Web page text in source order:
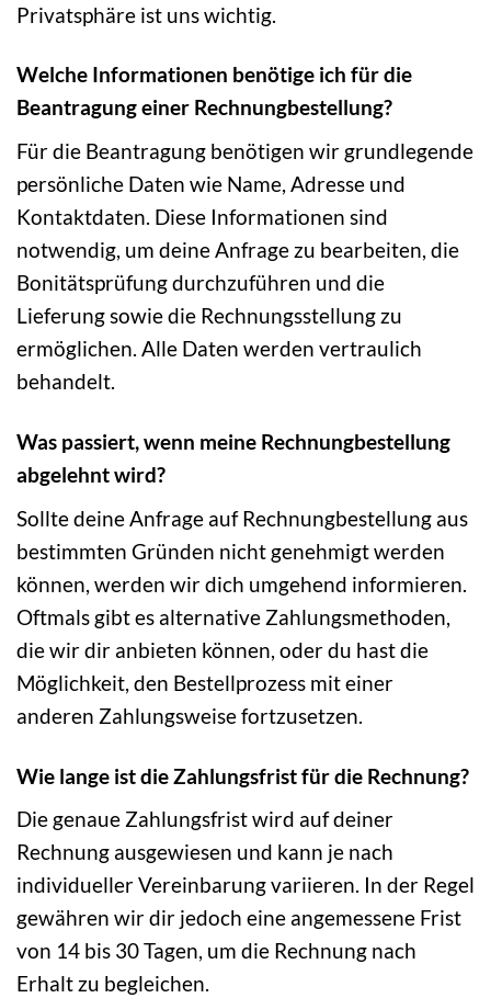
Privatsphäre ist uns wichtig.
Welche Informationen benötige ich für die
Beantragung einer Rechnungbestellung?
Für die Beantragung benötigen wir grundlegende
persönliche Daten wie Name, Adresse und
Kontaktdaten. Diese Informationen sind
notwendig, um deine Anfrage zu bearbeiten, die
Bonitätsprüfung durchzuführen und die
Lieferung sowie die Rechnungsstellung zu
ermöglichen. Alle Daten werden vertraulich
behandelt.
Was passiert, wenn meine Rechnungbestellung
abgelehnt wird?
Sollte deine Anfrage auf Rechnungbestellung aus
bestimmten Gründen nicht genehmigt werden
können, werden wir dich umgehend informieren.
Oftmals gibt es alternative Zahlungsmethoden,
die wir dir anbieten können, oder du hast die
Möglichkeit, den Bestellprozess mit einer
anderen Zahlungsweise fortzusetzen.
Wie lange ist die Zahlungsfrist für die Rechnung?
Die genaue Zahlungsfrist wird auf deiner
Rechnung ausgewiesen und kann je nach
individueller Vereinbarung variieren. In der Regel
gewähren wir dir jedoch eine angemessene Frist
von 14 bis 30 Tagen, um die Rechnung nach
Erhalt zu begleichen.